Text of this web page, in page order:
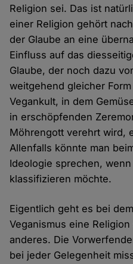
Religion sei. Das ist
einer Religion gehört
der Glaube an eine
Einfluss auf das
Glaube, der noch dazu
weitgehend gleicher
Vegankult, in dem
in erschöpfenden
Möhrengott verehrt wird,
Allenfalls könnte man
Ideologie sprechen,
klassifizieren möchte.
Eigentlich geht es bei
Veganismus eine
anderes. Die
bei jeder Gelegenheit